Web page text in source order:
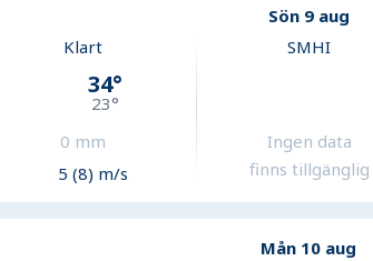
Sön 9 aug
Klart
34°
23°
0 mm
5 (8) m/s
SMHI
Ingen data
finns tillgänglig
Mån 10 aug